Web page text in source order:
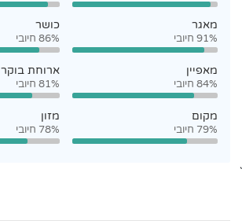
מאגר
91% חיובי
כושר
86% חיובי
מאפיין
84% חיובי
ארוחת בוקר
81% חיובי
מקום
79% חיובי
מזון
78% חיובי
`